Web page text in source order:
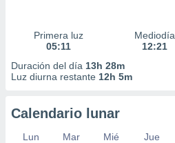
Primera luz
05:11
Mediodía
12:21
Duración del día 13h 28m
Luz diurna restante 12h 5m
Calendario lunar
Lun Mar Mié Jue